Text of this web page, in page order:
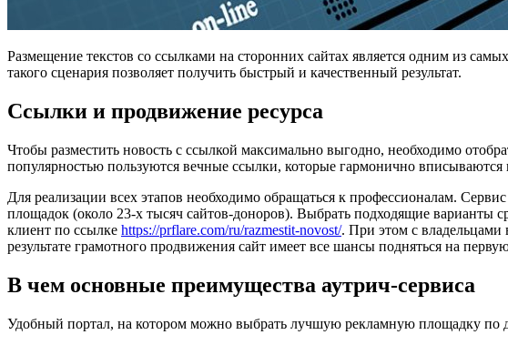
Размещение текстов со ссылками на сторонних сайтах является одним из
такого сценария позволяет получить быстрый и качественный результат.
Ссылки и продвижение ресурса
Чтобы разместить новость с ссылкой максимально выгодно, необходимо
популярностью пользуются вечные ссылки, которые гармонично вписываются
Для реализации всех этапов необходимо обращаться к профессионалам.
площадок (около 23-х тысяч сайтов-доноров). Выбрать подходящие
клиент по ссылке https://prflare.com/ru/razmestit-novost/. При этом с владельцами
результате грамотного продвижения сайт имеет все шансы подняться на
В чем основные преимущества аутрич-сервиса
Удобный портал, на котором можно выбрать лучшую рекламную площадку по